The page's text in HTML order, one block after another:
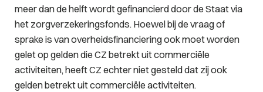
meer dan de helft wordt gefinancierd door de Staat via
het zorgverzekeringsfonds. Hoewel bij de vraag of
sprake is van overheidsfinanciering ook moet worden
gelet op gelden die CZ betrekt uit commerciële
activiteiten, heeft CZ echter niet gesteld dat zij ook
gelden betrekt uit commerciële activiteiten.